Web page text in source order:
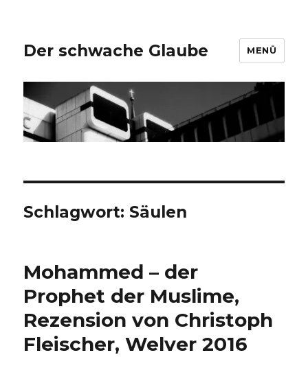
Der schwache Glaube MENÜ
Schlagwort: Säulen
Mohammed – der
Prophet der Muslime,
Rezension von Christoph
Fleischer, Welver 2016